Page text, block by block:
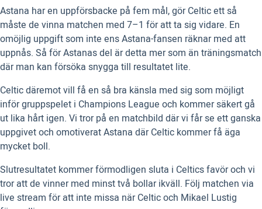
Astana har en uppförsbacke på fem mål, gör Celtic ett så
måste de vinna matchen med 7–1 för att ta sig vidare. En
omöjlig uppgift som inte ens Astana-fansen räknar med att
uppnås. Så för Astanas del är detta mer som än träningsmatch
där man kan försöka snygga till resultatet lite.
Celtic däremot vill få en så bra känsla med sig som möjligt
inför gruppspelet i Champions League och kommer säkert gå
ut lika hårt igen. Vi tror på en matchbild där vi får se ett ganska
uppgivet och omotiverat Astana där Celtic kommer få äga
mycket boll.
Slutresultatet kommer förmodligen sluta i Celtics favör och vi
tror att de vinner med minst två bollar ikväll. Följ matchen via
live stream för att inte missa när Celtic och Mikael Lustig